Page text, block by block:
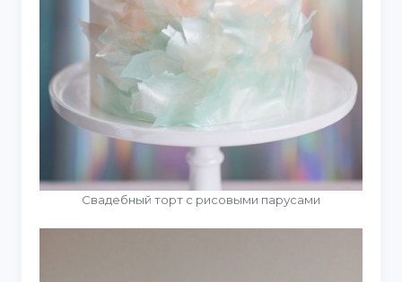
Свадебный торт с рисовыми парусами